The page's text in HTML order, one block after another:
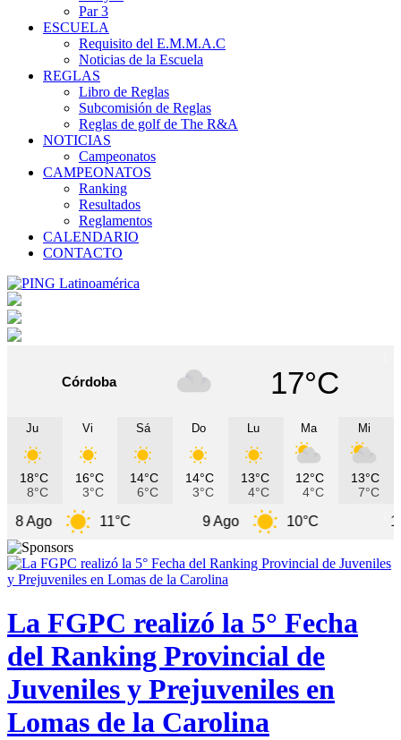
Par 3
ESCUELA
Requisito del E.M.M.A.C
Noticias de la Escuela
REGLAS
Libro de Reglas
Subcomisión de Reglas
Reglas de golf de The R&A
NOTICIAS
Campeonatos
CAMPEONATOS
Ranking
Resultados
Reglamentos
CALENDARIO
CONTACTO
Córdoba 17°C
Ju
18°C
8°C
Vi
16°C
3°C
Sá
14°C
6°C
Do
14°C
3°C
Lu
13°C
4°C
Ma
12°C
4°C
Mi
13°C
7°C
11°C 10°C
La FGPC realizó la 5° Fecha
del Ranking Provincial de
Juveniles y Prejuveniles en
Lomas de la Carolina